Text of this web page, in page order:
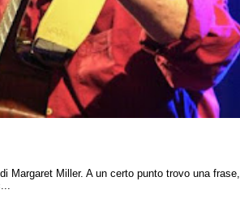
Margaret Miller. A un certo punto trovo una frase,